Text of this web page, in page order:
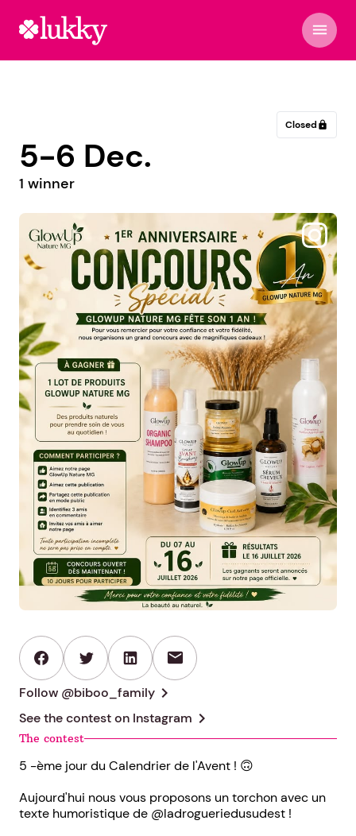
menu
Closed lock
5-6 Dec.
1 winner
@biboo_family
mail
Follow @biboo_family chevron_right
See the contest on Instagram chevron_right
The contest
5 -ème jour du Calendrier de l'Avent ! 🙃
Aujourd'hui nous vous proposons un torchon avec un
texte humoristique de @ladrogueriedusudest !